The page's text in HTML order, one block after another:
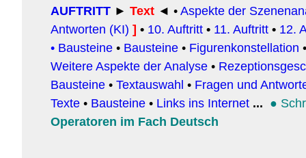
AUFTRITT ► Text ◄ •Aspekte der
Antworten (KI) ] • 10. Auftritt • 11. Auftritt • 12.
• Bausteine • Bausteine • Figurenkonstellation •
Weitere Aspekte der Analyse •
Bausteine • Textauswahl • Fragen und
Texte • Bausteine • Links ins Internet ... ●
Operatoren im Fach Deutsch